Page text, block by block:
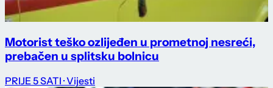
Motorist teško ozlijeđen u prometnoj nesreći,
prebačen u splitsku bolnicu
PRIJE 5 SATI · Vijesti